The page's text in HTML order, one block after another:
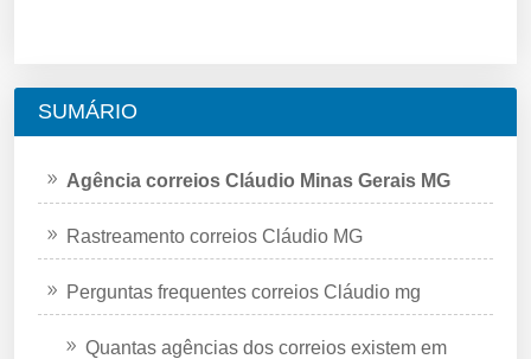
SUMÁRIO
Agência correios Cláudio Minas Gerais MG
Rastreamento correios Cláudio MG
Perguntas frequentes correios Cláudio mg
Quantas agências dos correios existem em